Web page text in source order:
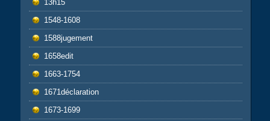
13h15
1548-1608
1588jugement
1658edit
1663-1754
1671déclaration
1673-1699